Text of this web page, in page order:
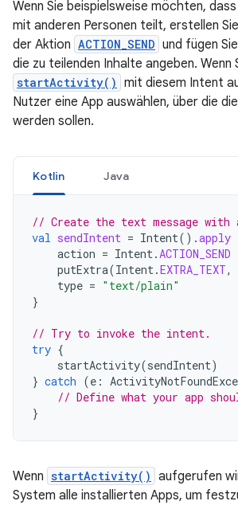
Wenn Sie beispielsweise möchten,
mit anderen Personen teilt, erstellen
der Aktion ACTION_SEND und fügen
die zu teilenden Inhalte angeben. Wenn
startActivity() mit diesem Intent
Nutzer eine App auswählen, über die
werden sollen.
Kotlin Java
// Create the text message
val sendIntent = Intent().apply
action = Intent.ACTION_SEND
putExtra(Intent.EXTRA_TEXT,
type = "text/plain"
}
// Try to invoke the intent.
try {
startActivity(sendIntent)
} catch (e :
// Define what your app
}
Wenn startActivity() aufgerufen
System alle installierten Apps, um